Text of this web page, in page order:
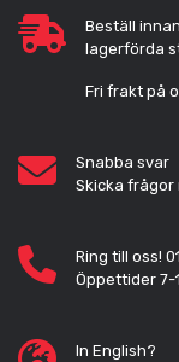
Beställ
lagerförda
Fri frakt på
Snabba svar
Skicka frågor
Ring till oss!
Öppettider 7-
In English?